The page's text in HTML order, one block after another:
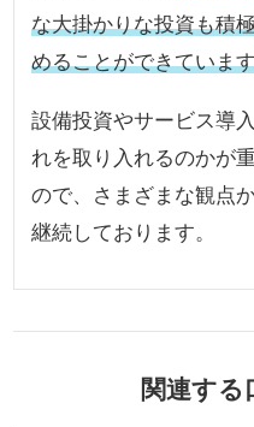
な大掛かりな投資も積
めることができていま
設備投資やサービス導
れを取り入れるのかが
ので、さまざまな観点
継続しております。
関連する